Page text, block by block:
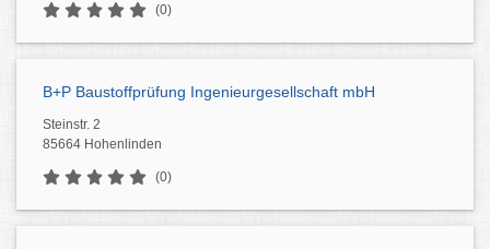
(0)
B+P Baustoffprüfung Ingenieurgesellschaft mbH
Steinstr. 2
85664 Hohenlinden
(0)